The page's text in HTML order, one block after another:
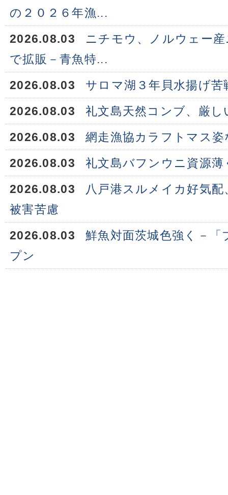
の２０２６年漁...
2026.08.03
ニチモウ、ノルウェー
で拡販－青魚特...
2026.08.03
サロマ湖３年貝水揚げ苦
2026.08.03
礼文島天然コンブ、厳し
2026.08.03
網走漁協カラフトマス
2026.08.03
礼文島バフンウニ資源薄
2026.08.03
八戸港スルメイカ好気
被害苦慮
2026.08.03
鮮魚対面茨城色強く－
プン